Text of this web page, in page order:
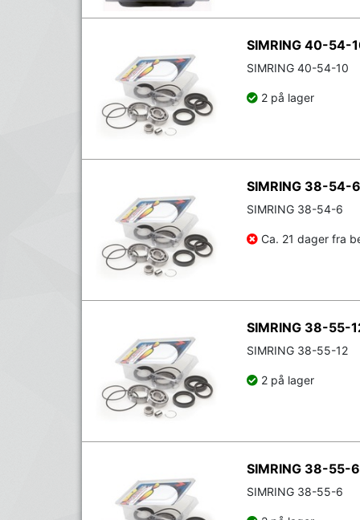
SIMRING 40-54-
SIMRING 40-54-10
2 på lager
SIMRING 38-54-6
SIMRING 38-54-6
Ca. 21 dager fra
SIMRING 38-55-
SIMRING 38-55-12
2 på lager
SIMRING 38-55-6
SIMRING 38-55-6